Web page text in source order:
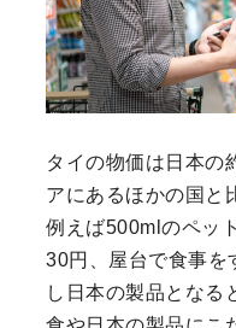
タイの物価は日本の
アにあるほかの国と
例えば500mlのペッ
30円、屋台で食事を
し日本の製品となる